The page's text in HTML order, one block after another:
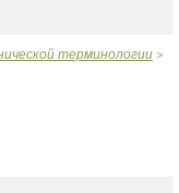
терминологии >